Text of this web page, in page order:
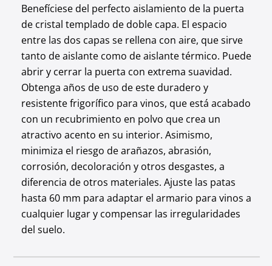
Benefíciese del perfecto aislamiento de la puerta
de cristal templado de doble capa. El espacio
entre las dos capas se rellena con aire, que sirve
tanto de aislante como de aislante térmico. Puede
abrir y cerrar la puerta con extrema suavidad.
Obtenga años de uso de este duradero y
resistente frigorífico para vinos, que está acabado
con un recubrimiento en polvo que crea un
atractivo acento en su interior. Asimismo,
minimiza el riesgo de arañazos, abrasión,
corrosión, decoloración y otros desgastes, a
diferencia de otros materiales. Ajuste las patas
hasta 60 mm para adaptar el armario para vinos a
cualquier lugar y compensar las irregularidades
del suelo.